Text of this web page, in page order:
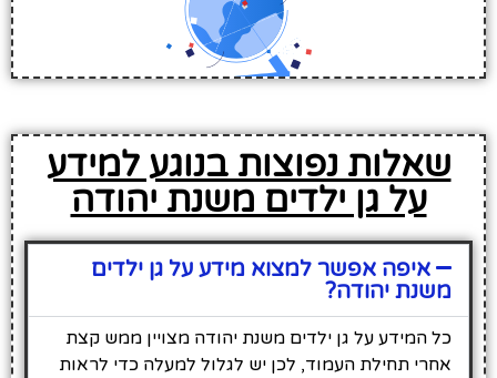
שאלות נפוצות בנוגע למידע
על גן ילדים משנת יהודה
איפה אפשר למצוא מידע על גן ילדים
משנת יהודה?
כל המידע על גן ילדים משנת יהודה מצויין ממש קצת
אחרי תחילת העמוד, לכן יש לגלול למעלה כדי לראות